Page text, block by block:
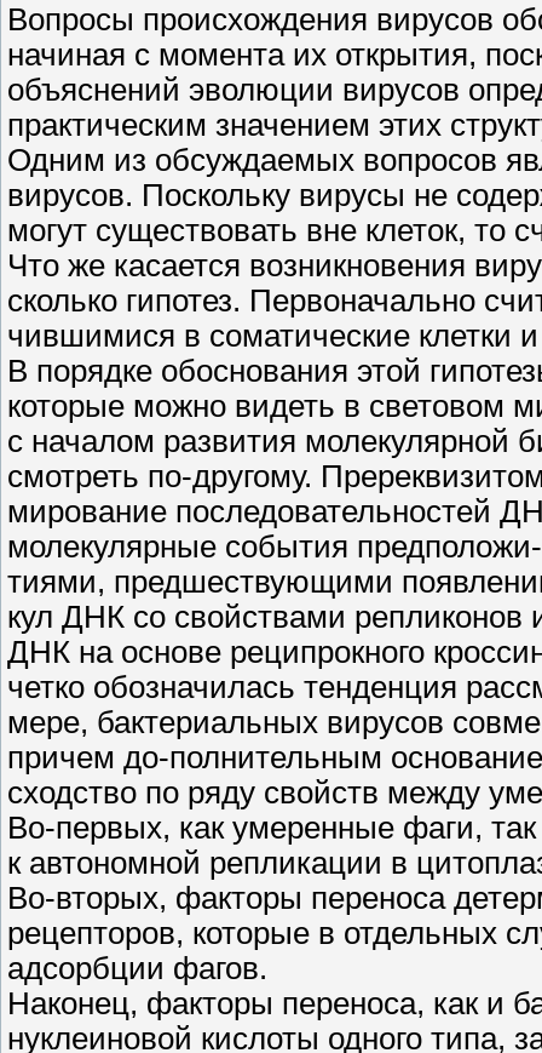
Вопросы происхождения вирусов
начиная с момента их открытия,
объяснений эволюции вирусов
практическим значением этих
Одним из обсуждаемых вопросов
вирусов. Поскольку вирусы не
могут существовать вне клеток, то
Что же касается возникновения
сколько гипотез. Первоначально
чившимися в соматические
В порядке обоснования этой
которые можно видеть в световом
с началом развития молекулярной
смотреть по-другому.
мирование последовательностей
молекулярные события
тиями, предшествующими
кул ДНК со свойствами репликонов
ДНК на основе реципрокного
четко обозначилась тенденция
мере, бактериальных вирусов
причем до-полнительным
сходство по ряду свойств между
Во-первых, как умеренные фаги,
к автономной репликации в
Во-вторых, факторы переноса
рецепторов, которые в отдельных
адсорбции фагов.
Наконец, факторы переноса, как и
нуклеиновой кислоты одного типа,